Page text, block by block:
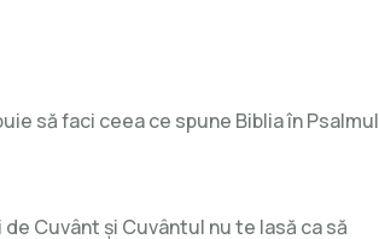
să faci ceea ce spune Biblia în Psalmul
Cuvânt și Cuvântul nu te lasă ca să